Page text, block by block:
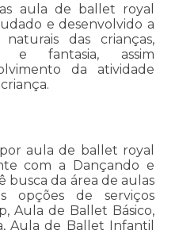
aula de ballet royal
e desenvolvido a
das crianças,
e fantasia, assim
da atividade
aula de ballet royal
com a Dançando e
busca da área de aulas
opções de serviços
Aula de Ballet Básico,
Aula de Ballet Infantil